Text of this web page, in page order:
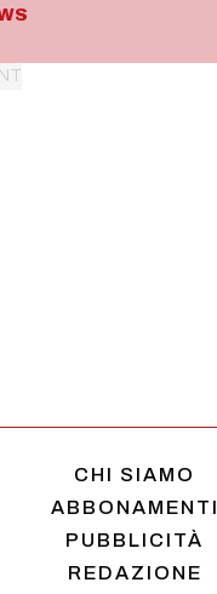
CHI SIAMO
ABBONAMENTI
PUBBLICITÀ
REDAZIONE